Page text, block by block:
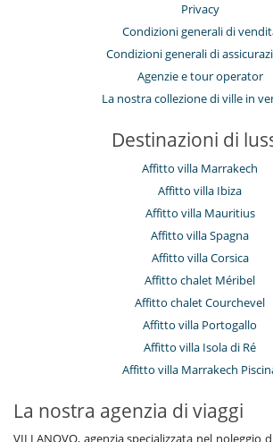
Privacy
Condizioni generali di
Condizioni generali di
Agenzie e tour operator
La nostra collezione di ville in
Destinazioni di
Affitto villa Marrakech
Affitto villa Ibiza
Affitto villa Mauritius
Affitto villa Spagna
Affitto villa Corsica
Affitto chalet Méribel
Affitto chalet Courchevel
Affitto villa Portogallo
Affitto villa Isola di Ré
Affitto villa Marrakech
La nostra agenzia di viaggi